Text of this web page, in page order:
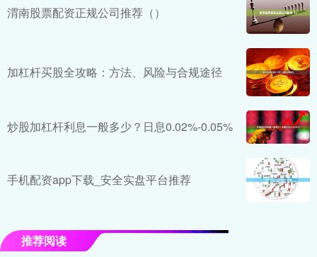
渭南股票配资正规公司推荐（）
加杠杆买股全攻略：方法、风险与合规途径
炒股加杠杆利息一般多少？日息0.02%-0.05%
手机配资app下载_安全实盘平台推荐
推荐阅读